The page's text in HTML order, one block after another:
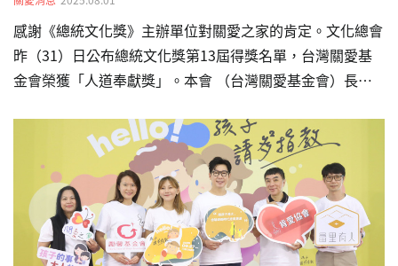
感謝《總統文化獎》主辦單位對關愛之家的肯定。文化總會
昨（31）日公布總統文化獎第13屆得獎名單，台灣關愛基
金會榮獲「人道奉獻獎」。本會 （台灣關愛基金會）長期
極少被關注、由失聯移工父母所生的「黑戶寶寶」，並堅持
提供這些孩子醫療照護與庇護，一路以來照顧並相互支持這
些需要被幫助的朋友們近40年。對於獲得此一殊榮，創辦人
楊婕妤表示，希望將這份榮耀分享給所有關愛之家的工作同
仁、志工、善心人士與社福夥伴。正因為大家的認同與熱情
相助，我們才能數十年不間斷，持續陪伴受愛滋影響的朋